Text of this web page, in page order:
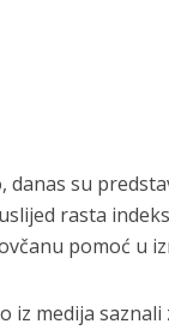
danas su
rasta
pomoć u
iz medija